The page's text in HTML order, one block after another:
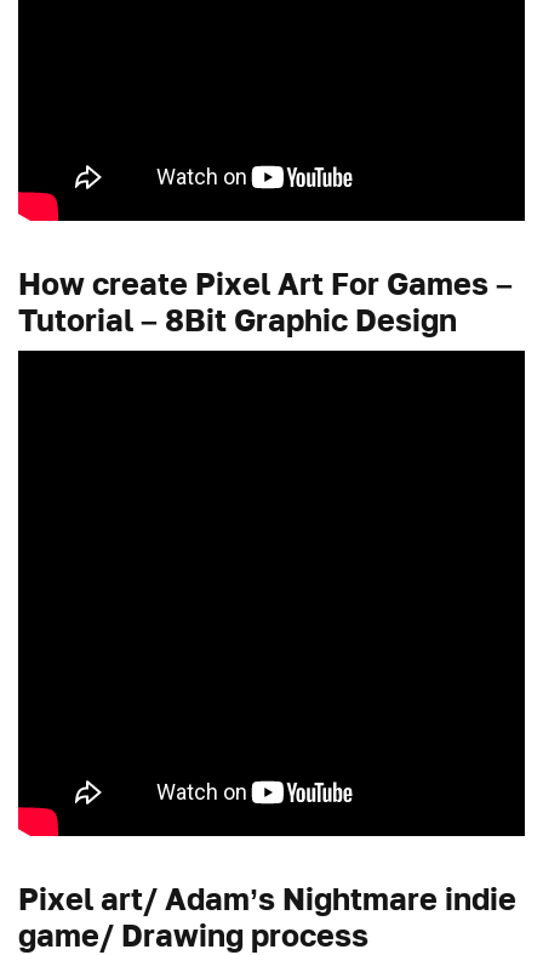
How create Pixel Art For Games –
Tutorial – 8Bit Graphic Design
Pixel art/ Adam’s Nightmare indie
game/ Drawing process